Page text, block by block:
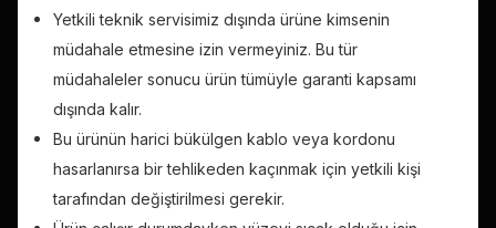
Yetkili teknik servisimiz dışında ürüne kimsenin
müdahale etmesine izin vermeyiniz. Bu tür
müdahaleler sonucu ürün tümüyle garanti kapsamı
dışında kalır.
Bu ürünün harici bükülgen kablo veya kordonu
hasarlanırsa bir tehlikeden kaçınmak için yetkili kişi
tarafından değiştirilmesi gerekir.